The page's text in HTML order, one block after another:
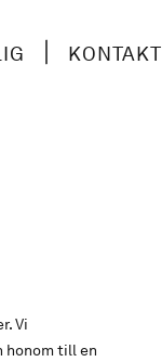
KONTAKT
Vi
honom till en